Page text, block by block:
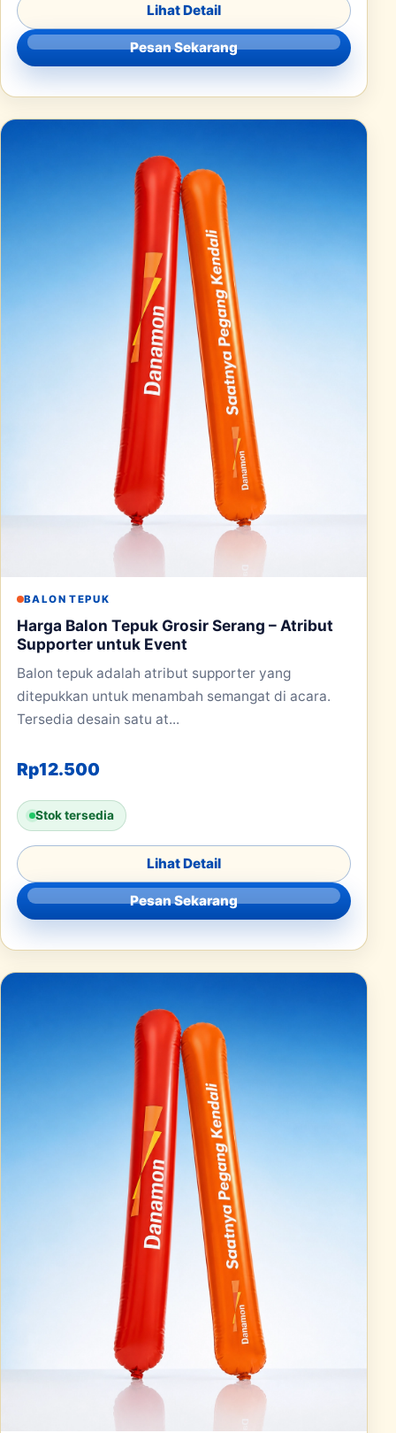
Lihat Detail
Pesan Sekarang
BALON TEPUK
Harga Balon Tepuk Grosir Serang – Atribut
Supporter untuk Event
Balon tepuk adalah atribut supporter yang
ditepukkan untuk menambah semangat di acara.
Tersedia desain satu at...
Rp12.500
Stok tersedia
Lihat Detail
Pesan Sekarang